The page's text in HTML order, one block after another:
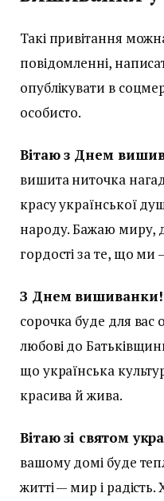
Такі привітання
повідомленні,
опублікувати в
особисто.
Вітаю з Днем
вишита ниточка
красу української
народу. Бажаю миру,
гордості за те, що ми
З Днем вишиванки!
сорочка буде для
любові до
що українська
красива й жива.
Вітаю зі святом
вашому домі буде
житті — мир і